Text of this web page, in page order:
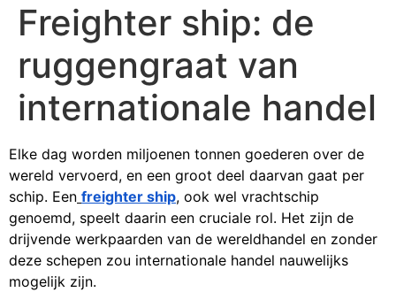
Freighter ship: de
ruggengraat van
internationale handel
Elke dag worden miljoenen tonnen goederen over de
wereld vervoerd, en een groot deel daarvan gaat per
schip. Een freighter ship, ook wel vrachtschip
genoemd, speelt daarin een cruciale rol. Het zijn de
drijvende werkpaarden van de wereldhandel en zonder
deze schepen zou internationale handel nauwelijks
mogelijk zijn.